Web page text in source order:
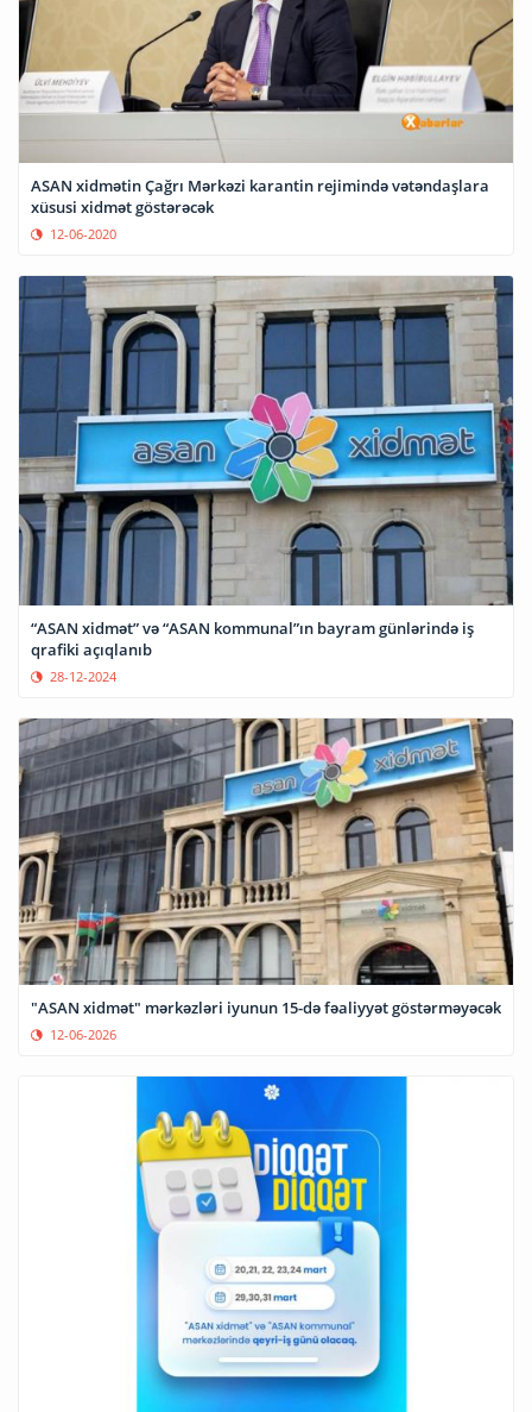
ASAN xidmətin Çağrı Mərkəzi karantin rejimində vətəndaşlara
xüsusi xidmət göstərəcək
12-06-2020
“ASAN xidmət” və “ASAN kommunal”ın bayram günlərində iş
qrafiki açıqlanıb
28-12-2024
"ASAN xidmət" mərkəzləri iyunun 15-də fəaliyyət göstərməyəcək
12-06-2026